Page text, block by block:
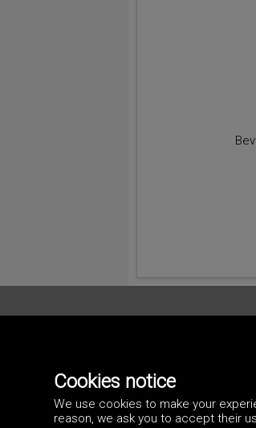
Cookies notice
We use cookies to make your
reason, we ask you to accept their